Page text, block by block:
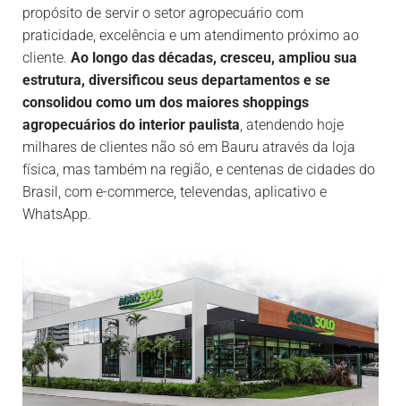
propósito de servir o setor agropecuário com
praticidade, excelência e um atendimento próximo ao
cliente. Ao longo das décadas, cresceu, ampliou sua
estrutura, diversificou seus departamentos e se
consolidou como um dos maiores shoppings
agropecuários do interior paulista, atendendo hoje
milhares de clientes não só em Bauru através da loja
física, mas também na região, e centenas de cidades do
Brasil, com e-commerce, televendas, aplicativo e
WhatsApp.